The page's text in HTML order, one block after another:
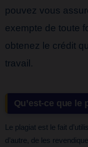
pouvez vous
exempte de toute
obtenez le crédit
travail.
Qu’est-ce que le
Le plagiat est le fait
d’autre, de les